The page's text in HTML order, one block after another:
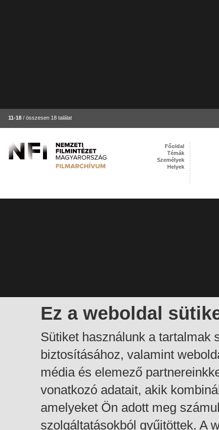
11-18 / összesen 18 találat
Ez a weboldal
Sütiket használunk a tartalmak
biztosításához, valamint
média és elemező
vonatkozó adatait, akik
amelyeket Ön adott meg
szolgáltatásokból gyűjtöttek. A
Főoldal
Témák
Személyek
Helyek